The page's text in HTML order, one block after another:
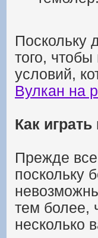
Поскольку
того,
условий,
Вулкан на
Как
Прежде
поскольку
тем более,
несколько